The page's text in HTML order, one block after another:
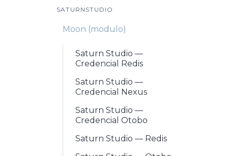
SATURNSTUDIO
Moon (modulo)
Saturn Studio —
Credencial Redis
Saturn Studio —
Credencial Nexus
Saturn Studio —
Credencial Otobo
Saturn Studio — Redis